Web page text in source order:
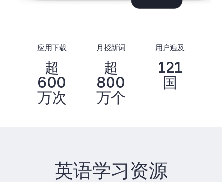
应用下载
超
600
万次
月授新词
超
800
万个
用户遍及
121
国
英语学习资源